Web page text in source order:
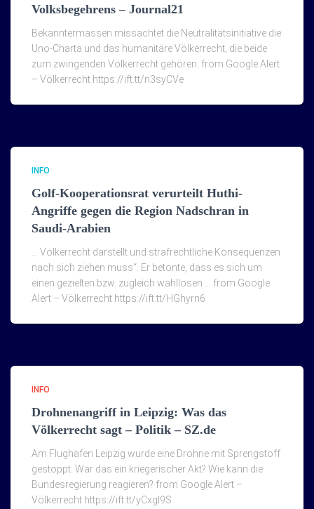
Volksbegehrens – Journal21
Bekanntermassen missachtet die Neutralitätsinitiative die
Uno-Charta und das humanitäre Völkerrecht, die beide
zum zwingenden Völkerrecht gehören. from Google Alert
– Völkerrecht https://ift.tt/n3syCVe
INFO
Golf-Kooperationsrat verurteilt Huthi-
Angriffe gegen die Region Nadschran in
Saudi-Arabien
… Völkerrecht darstellt und strafrechtliche Konsequenzen
nach sich ziehen muss“. Er betonte, dass es sich um
einen gezielten bzw. zugleich wahllosen … from Google
Alert – Völkerrecht https://ift.tt/HGhyrn6
INFO
Drohnenangriff in Leipzig: Was das
Völkerrecht sagt – Politik – SZ.de
Am Flughafen Leipzig wurde eine Drohne mit Sprengstoff
gestoppt. War das ein kriegerischer Akt? Wie kann die
Bundesregierung reagieren? from Google Alert –
Völkerrecht https://ift.tt/yCxgI9S